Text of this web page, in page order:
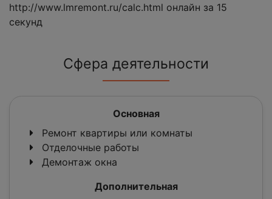
http://www.lmremont.ru/calc.html онлайн за 15
секунд
Сфера деятельности
Основная
Ремонт квартиры или комнаты
Отделочные работы
Демонтаж окна
Дополнительная